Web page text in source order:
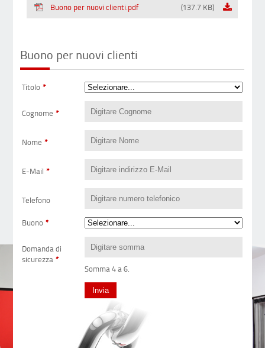
Buono per nuovi clienti.pdf (137.7 KB)
Buono per nuovi clienti
Titolo *
Cognome *
Nome *
E-Mail *
Telefono
Buono *
Domanda di
sicurezza *
Somma 4 a 6.